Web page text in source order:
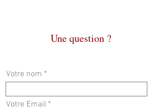
Une question ?
Votre nom
Votre Email